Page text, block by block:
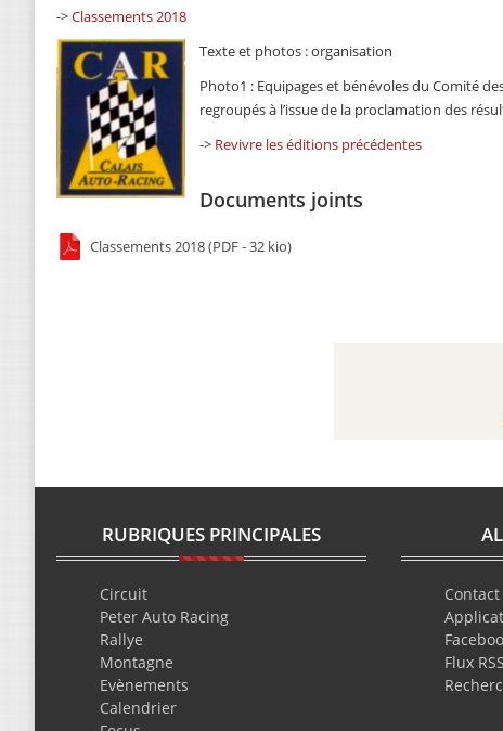
->Classements 2018
Texte et photos : organisation
Photo1 : Equipages et bénévoles du Comité
regroupés à l’issue de la proclamation des
-> Revivre les éditions précédentes
Documents joints
Classements 2018 (PDF - 32 kio)
RUBRIQUES PRINCIPALES
Circuit
Peter Auto Racing
Rallye
Montagne
Evènements
Calendrier
Contact
Flux RSS